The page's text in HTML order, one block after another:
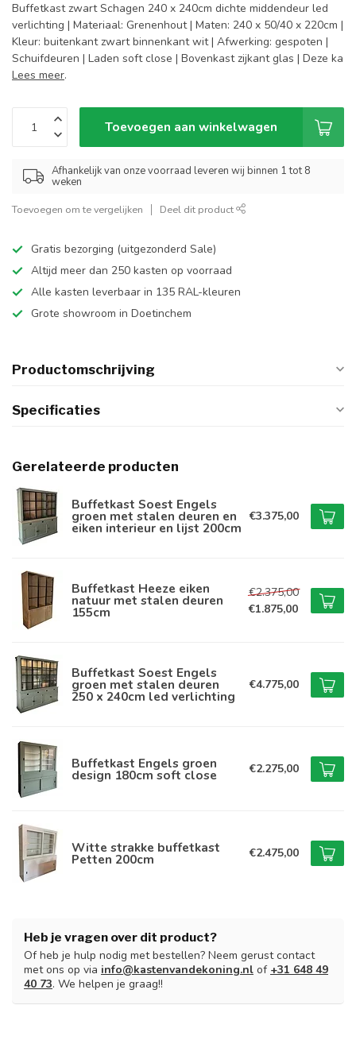
Buffetkast zwart Schagen 240 x 240cm dichte middendeur led
verlichting | Materiaal: Grenenhout | Maten: 240 x 50/40 x 220cm |
Kleur: buitenkant zwart binnenkant wit | Afwerking: gespoten |
Schuifdeuren | Laden soft close | Bovenkast zijkant glas | Deze ka
Lees meer.
Toevoegen aan winkelwagen
Afhankelijk van onze voorraad leveren wij binnen 1 tot 8
weken
Toevoegen om te vergelijken Deel dit product
Gratis bezorging (uitgezonderd Sale)
Altijd meer dan 250 kasten op voorraad
Alle kasten leverbaar in 135 RAL-kleuren
Grote showroom in Doetinchem
Productomschrijving
Specificaties
Gerelateerde producten
Buffetkast Soest Engels
groen met stalen deuren en
eiken interieur en lijst 200cm
€3.375,00
Buffetkast Heeze eiken
natuur met stalen deuren
155cm
€2.375,00
€1.875,00
Buffetkast Soest Engels
groen met stalen deuren
250 x 240cm led verlichting
€4.775,00
Buffetkast Engels groen
design 180cm soft close €2.275,00
Witte strakke buffetkast
Petten 200cm €2.475,00
Heb je vragen over dit product?
Of heb je hulp nodig met bestellen? Neem gerust contact
met ons op via info@kastenvandekoning.nl of +31 648 49
40 73. We helpen je graag!!